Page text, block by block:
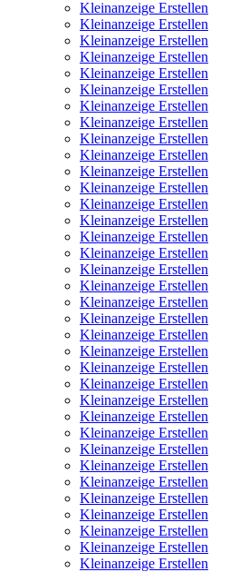
Kleinanzeige Erstellen
Kleinanzeige Erstellen
Kleinanzeige Erstellen
Kleinanzeige Erstellen
Kleinanzeige Erstellen
Kleinanzeige Erstellen
Kleinanzeige Erstellen
Kleinanzeige Erstellen
Kleinanzeige Erstellen
Kleinanzeige Erstellen
Kleinanzeige Erstellen
Kleinanzeige Erstellen
Kleinanzeige Erstellen
Kleinanzeige Erstellen
Kleinanzeige Erstellen
Kleinanzeige Erstellen
Kleinanzeige Erstellen
Kleinanzeige Erstellen
Kleinanzeige Erstellen
Kleinanzeige Erstellen
Kleinanzeige Erstellen
Kleinanzeige Erstellen
Kleinanzeige Erstellen
Kleinanzeige Erstellen
Kleinanzeige Erstellen
Kleinanzeige Erstellen
Kleinanzeige Erstellen
Kleinanzeige Erstellen
Kleinanzeige Erstellen
Kleinanzeige Erstellen
Kleinanzeige Erstellen
Kleinanzeige Erstellen
Kleinanzeige Erstellen
Kleinanzeige Erstellen
Kleinanzeige Erstellen